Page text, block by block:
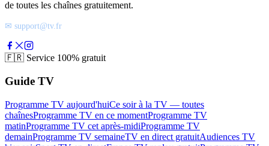
de toutes les chaînes gratuitement.
✉ support@tv.fr
🇫🇷 Service 100% gratuit
Guide TV
Programme TV aujourd'huiCe soir à la TV — toutes
chaînesProgramme TV en ce momentProgramme TV
matinProgramme TV cet après-midiProgramme TV
demainProgramme TV semaineTV en direct gratuitAudiences TV